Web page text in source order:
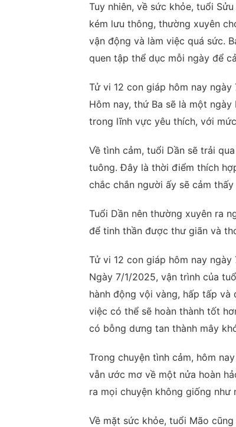
Tuy nhiên, về sức khỏe, tuổi
kém lưu thông, thường xuyên
vận động và làm việc quá sức.
quen tập thể dục mỗi ngày để
Tử vi 12 con giáp hôm nay ngày
Hôm nay, thứ Ba sẽ là một
trong lĩnh vực yêu thích, với
Về tình cảm, tuổi Dần sẽ trải
tuông. Đây là thời điểm thích
chắc chắn người ấy sẽ cảm
Tuổi Dần nên thường xuyên ra
để tinh thần được thư giãn và
Tử vi 12 con giáp hôm nay ngày
Ngày 7/1/2025, vận trình của
hành động vội vàng, hấp tấp và
việc có thể sẽ hoàn thành tốt
có bỗng dưng tan thành mây
Trong chuyện tình cảm, hôm
vẫn ước mơ về một nửa hoàn
ra mọi chuyện không giống
Về mặt sức khỏe, tuổi Mão